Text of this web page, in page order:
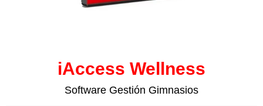
iAccess Wellness
Software Gestión Gimnasios